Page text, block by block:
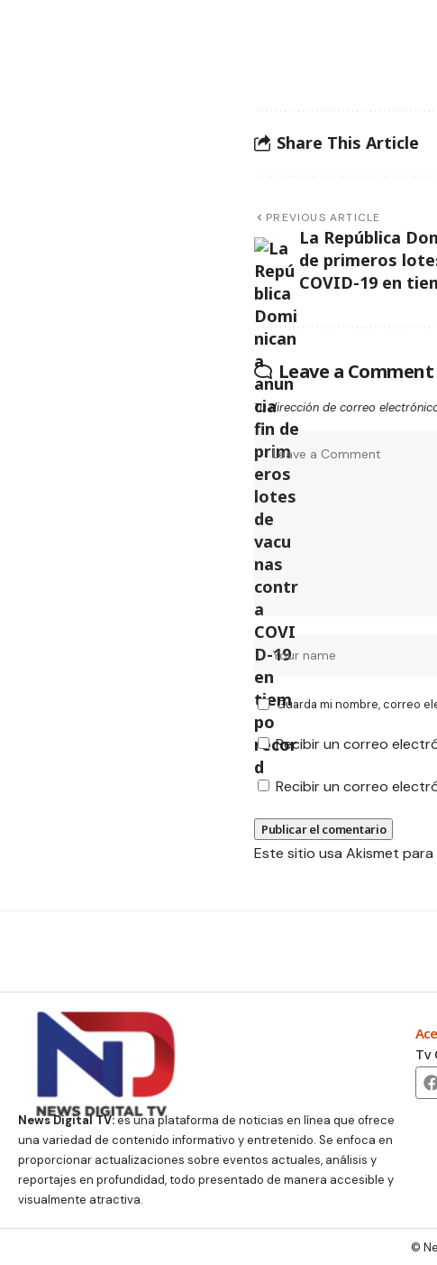
Share This Article
PREVIOUS ARTICLE
La República
de primeros
COVID-19 en
Leave a Comment
Tu dirección de correo
Guarda mi nombre, correo
Recibir un correo
Recibir un correo
Este sitio usa Akismet para
News Digital TV:es una plataforma de noticias en línea que ofrece
una variedad de contenido informativo y entretenido. Se enfoca en
proporcionar actualizaciones sobre eventos actuales, análisis y
reportajes en profundidad, todo presentado de manera accesible y
visualmente atractiva.
Tv
©